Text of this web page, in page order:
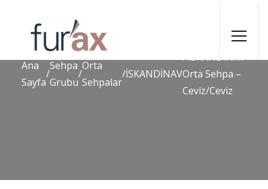
Ana
Sayfa
/
Sehpa
Grubu
/
Orta
Sehpalar
/İSKANDİNAV
/ İSKANDİNAV
Orta Sehpa –
Ceviz/Ceviz